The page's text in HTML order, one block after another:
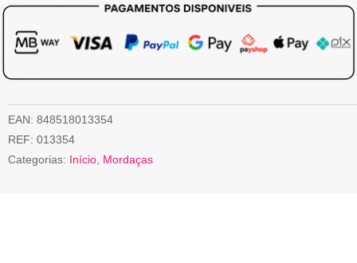
EAN: 848518013354
REF: 013354
Categorias: Início Mordaças